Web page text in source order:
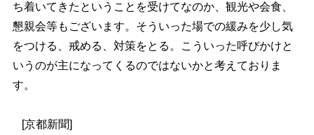
ち着いてきたということを受けてなのか、観光や会食、
懇親会等もございます。そういった場での緩みを少し気
をつける、戒める、対策をとる。こういった呼びかけと
いうのが主になってくるのではないかと考えておりま
す。
[京都新聞]